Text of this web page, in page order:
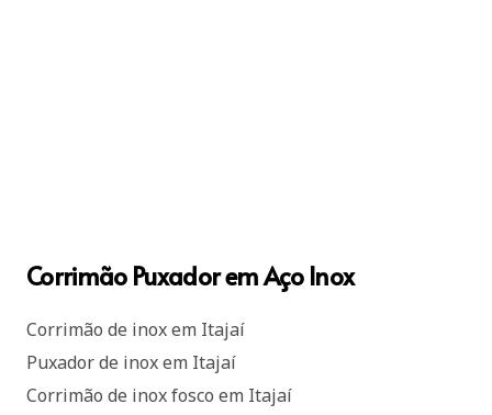
Corrimão Puxador em Aço Inox
Corrimão de inox em Itajaí
Puxador de inox em Itajaí
Corrimão de inox fosco em Itajaí